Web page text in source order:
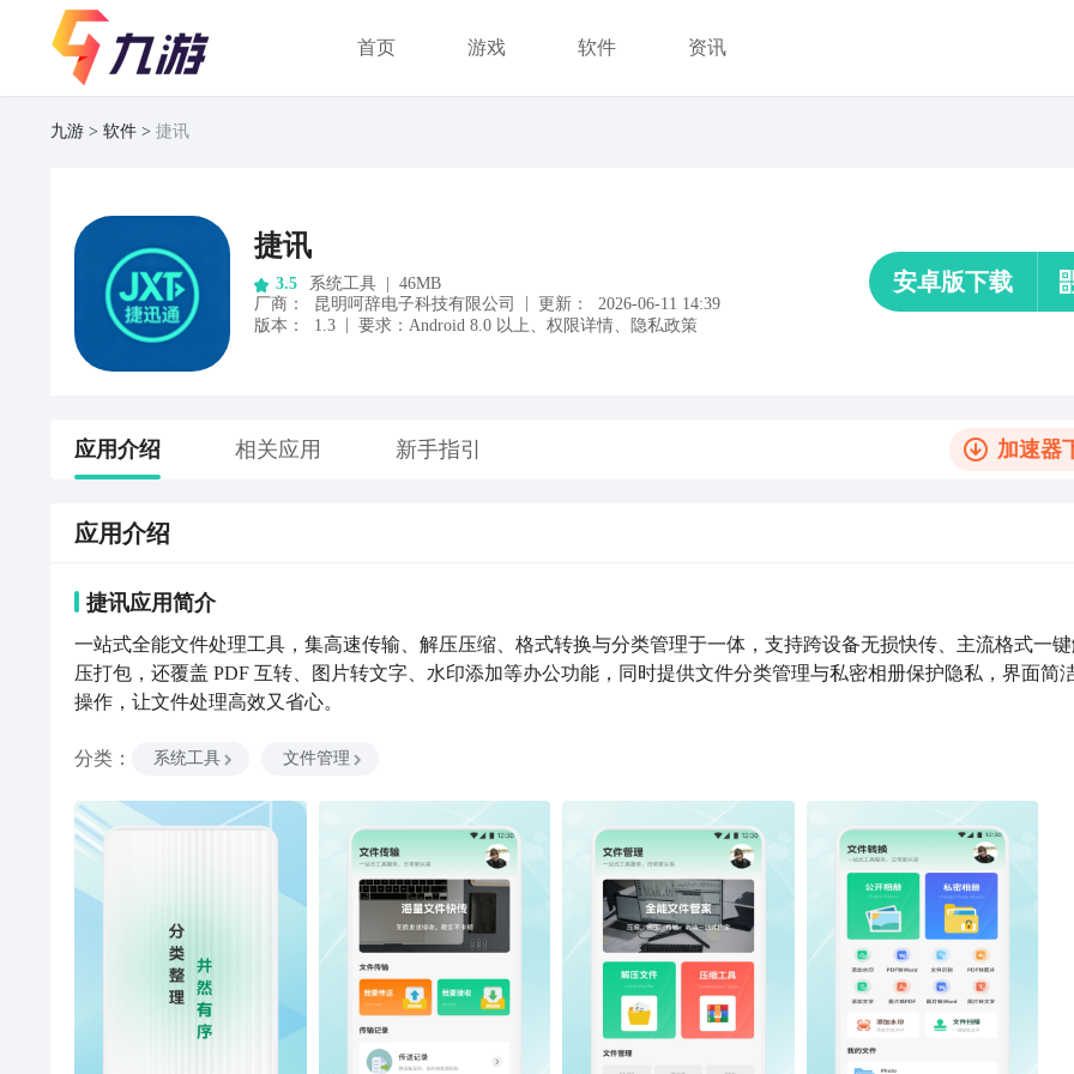
首页 游戏 软件 资讯
九游 软件 捷讯
捷讯
3.5 系统工具
46MB
厂商 ： 昆明呵辞电子科技有限公司 更新：
2026-06-11 14:39
版本：
1.3 要求： Android 8.0 以上、 权限详情、 隐私政策
安卓版下载
应用介绍 相关应用 新手指引 加速器
应用介绍
捷讯应用简介
一站式全能文件处理工具，集高速传输、解压压缩、格式转换与分类管理于一体，支持跨设备无损快传、主流格式一
压打包，还覆盖 PDF 互转、图片转文字、水印添加等办公功能，同时提供文件分类管理与私密相册保护隐私，界面简
操作，让文件处理高效又省心。
分类 ： 系统工具 文件管理